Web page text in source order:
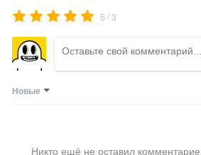
5 /3
Новые
Никто ещё не оставил